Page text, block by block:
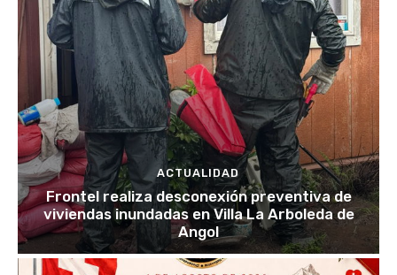
ACTUALIDAD
Frontel realiza desconexión preventiva de
viviendas inundadas en Villa La Arboleda de
Angol